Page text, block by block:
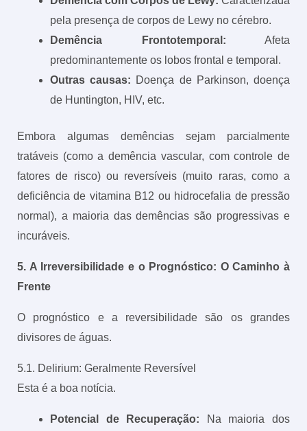
pela presença de corpos de Lewy no cérebro.
Demência Frontotemporal: Afeta
predominantemente os lobos frontal e temporal.
Outras causas: Doença de Parkinson, doença
de Huntington, HIV, etc.
Embora algumas demências sejam parcialmente
tratáveis (como a demência vascular, com controle de
fatores de risco) ou reversíveis (muito raras, como a
deficiência de vitamina B12 ou hidrocefalia de pressão
normal), a maioria das demências são progressivas e
incuráveis.
5. A Irreversibilidade e o Prognóstico: O Caminho à
Frente
O prognóstico e a reversibilidade são os grandes
divisores de águas.
5.1. Delirium: Geralmente Reversível
Esta é a boa notícia.
Potencial de Recuperação: Na maioria dos